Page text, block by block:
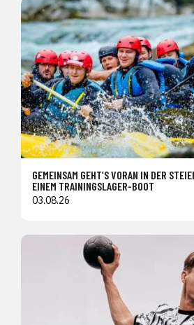
GEMEINSAM GEHT’S VORAN IN DER
EINEM TRAININGSLAGER-BOOT
03.08.26